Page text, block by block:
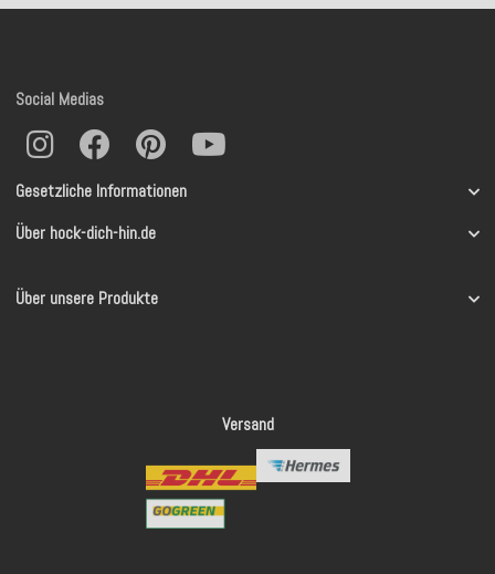
Gesetzliche Informationen
Über hock-dich-hin.de
Über unsere Produkte
Social Medias
Versand